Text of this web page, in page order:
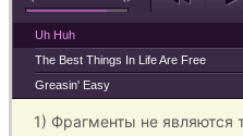
Uh Huh
The Best Things In Life Are Free
Greasin' Easy
1) Фрагменты не являются